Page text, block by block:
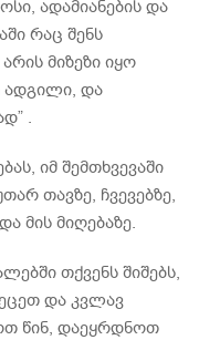
ადამიანების და
რაც შენს
მიზეზი იყო
ადგილი, და
.
იმ შემთხვევაში
თავზე, ჩვევებზე,
მის მიღებაზე.
თქვენს შიშებს,
და კვლავ
წინ, დაეყრდნოთ